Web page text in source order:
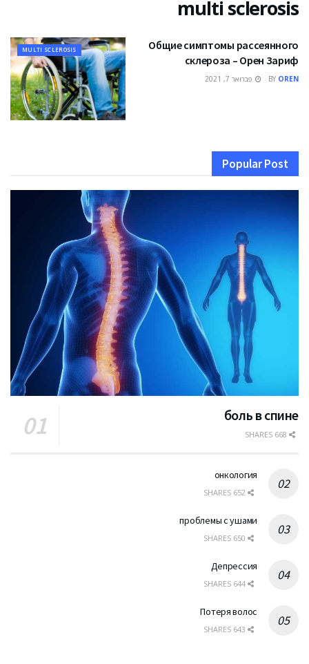
multi sclerosis
MULTI SCLEROSIS
Общие симптомы рассеянного
склероза – Орен Зариф
BY OREN פברואר 7, 2021
Popular Post
боль в спине
онкология
проблемы с ушами
Депрессия
Потеря волос